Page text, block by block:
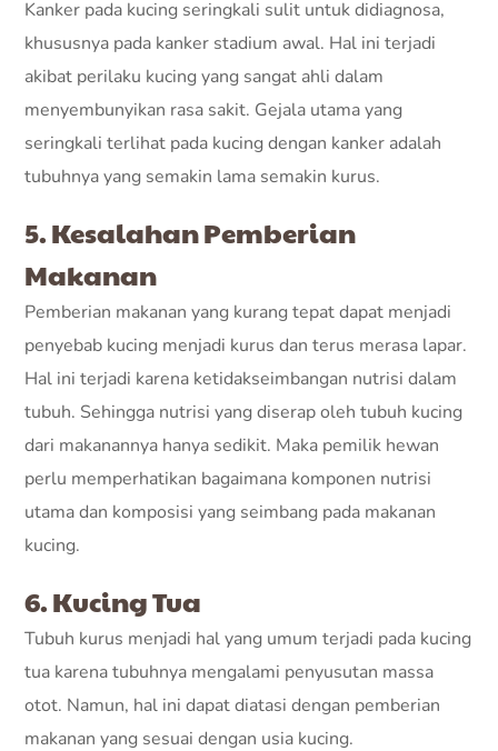
Kanker pada kucing seringkali sulit untuk didiagnosa,
khususnya pada kanker stadium awal. Hal ini terjadi
akibat perilaku kucing yang sangat ahli dalam
menyembunyikan rasa sakit. Gejala utama yang
seringkali terlihat pada kucing dengan kanker adalah
tubuhnya yang semakin lama semakin kurus.
5. Kesalahan Pemberian
Makanan
Pemberian makanan yang kurang tepat dapat menjadi
penyebab kucing menjadi kurus dan terus merasa lapar.
Hal ini terjadi karena ketidakseimbangan nutrisi dalam
tubuh. Sehingga nutrisi yang diserap oleh tubuh kucing
dari makanannya hanya sedikit. Maka pemilik hewan
perlu memperhatikan bagaimana komponen nutrisi
utama dan komposisi yang seimbang pada makanan
kucing.
6. Kucing Tua
Tubuh kurus menjadi hal yang umum terjadi pada kucing
tua karena tubuhnya mengalami penyusutan massa
otot. Namun, hal ini dapat diatasi dengan pemberian
makanan yang sesuai dengan usia kucing.